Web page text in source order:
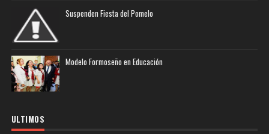
Suspenden Fiesta del Pomelo
Modelo Formoseño en Educación
ULTIMOS